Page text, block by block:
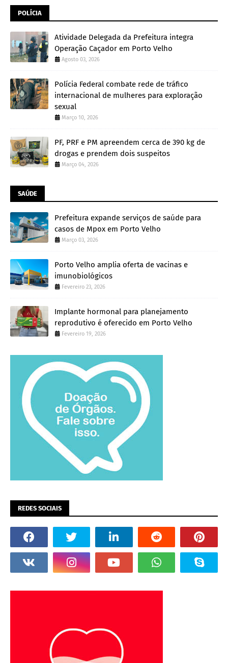
POLÍCIA
Atividade Delegada da Prefeitura integra
Operação Caçador em Porto Velho
Agosto 03, 2026
Polícia Federal combate rede de tráfico
internacional de mulheres para exploração
sexual
Março 10, 2026
PF, PRF e PM apreendem cerca de 390 kg de
drogas e prendem dois suspeitos
Março 04, 2026
SAÚDE
Prefeitura expande serviços de saúde para
casos de Mpox em Porto Velho
Março 03, 2026
Porto Velho amplia oferta de vacinas e
imunobiológicos
Fevereiro 23, 2026
Implante hormonal para planejamento
reprodutivo é oferecido em Porto Velho
Fevereiro 19, 2026
REDES SOCIAIS